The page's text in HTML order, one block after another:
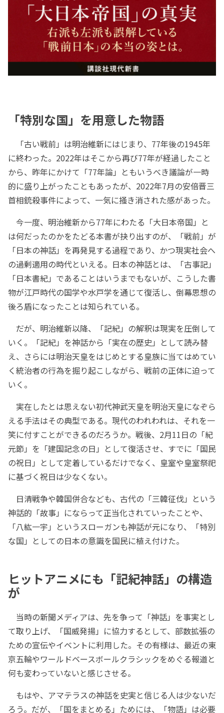
「特別な国」を用意した物語
「古い戦前」は明治維新にはじまり、77年後の1945年
に終わった。2022年はそこから再び77年が経過したこと
から、昨年にかけて「77年論」ともいうべき議論が一時
的に盛り上がったこともあったが、2022年7月の安倍晋三
首相銃殺事件によって、一気に掻き消された感があった。
今一度、明治維新から77年にわたる「大日本帝国」と
は何だったのかをたどる本書が抉り出すのが、「戦前」が
「日本の神話」を再発見する過程であり、かつ現実社会へ
の過剰適用の時代といえる。日本の神話とは、「古事記」
「日本書紀」であることはいうまでもないが、こうした書
物が江戸時代の国学や水戸学を通じて復活し、倒幕思想の
後ろ盾になったことは知られている。
だが、明治維新以降、「記紀」の解釈は現実を圧倒して
いく。「記紀」を神話から「実在の歴史」として読み替
え、さらには明治天皇をはじめとする皇族に当てはめてい
く統治者の行為を掘り起こしながら、戦前の正体に迫って
いく。
実在したとは思えない初代神武天皇を明治天皇になぞら
える手法はその典型である。現代のわれわれは、それを一
笑に付すことができるのだろうか。戦後、2月11日の「紀
元節」を「建国記念の日」として復活させ、すでに「国民
の祝日」として定着しているだけでなく、皇室や皇室祭祀
に基づく祝日は少なくない。
日清戦争や韓国併合なども、古代の「三韓征伐」という
神話的「故事」にならって正当化されていったことや、
「八紘一宇」というスローガンも神話が元になり、「特別
な国」としての日本の意識を国民に植え付けた。
ヒットアニメにも「記紀神話」の構造
が
当時の新聞メディアは、先を争って「神話」を事実とし
て取り上げ、「国威発揚」に協力するとして、部数拡張の
ための宣伝やイベントに利用した。その有様は、最近の東
京五輪やワールドベースボールクラシックをめぐる報道と
何も変わっていないと感じさせる。
もはや、アマテラスの神話を史実と信じる人は少ないだ
ろう。だが、「国をまとめる」ためには、「物語」は必要